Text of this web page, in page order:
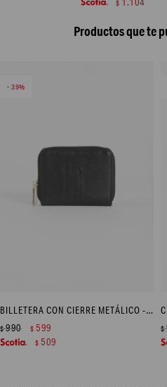
$
Productos que te
39
BILLETERA CON CIERRE METÁLICO - NEGRO
$990 $ 599
$ 509
$